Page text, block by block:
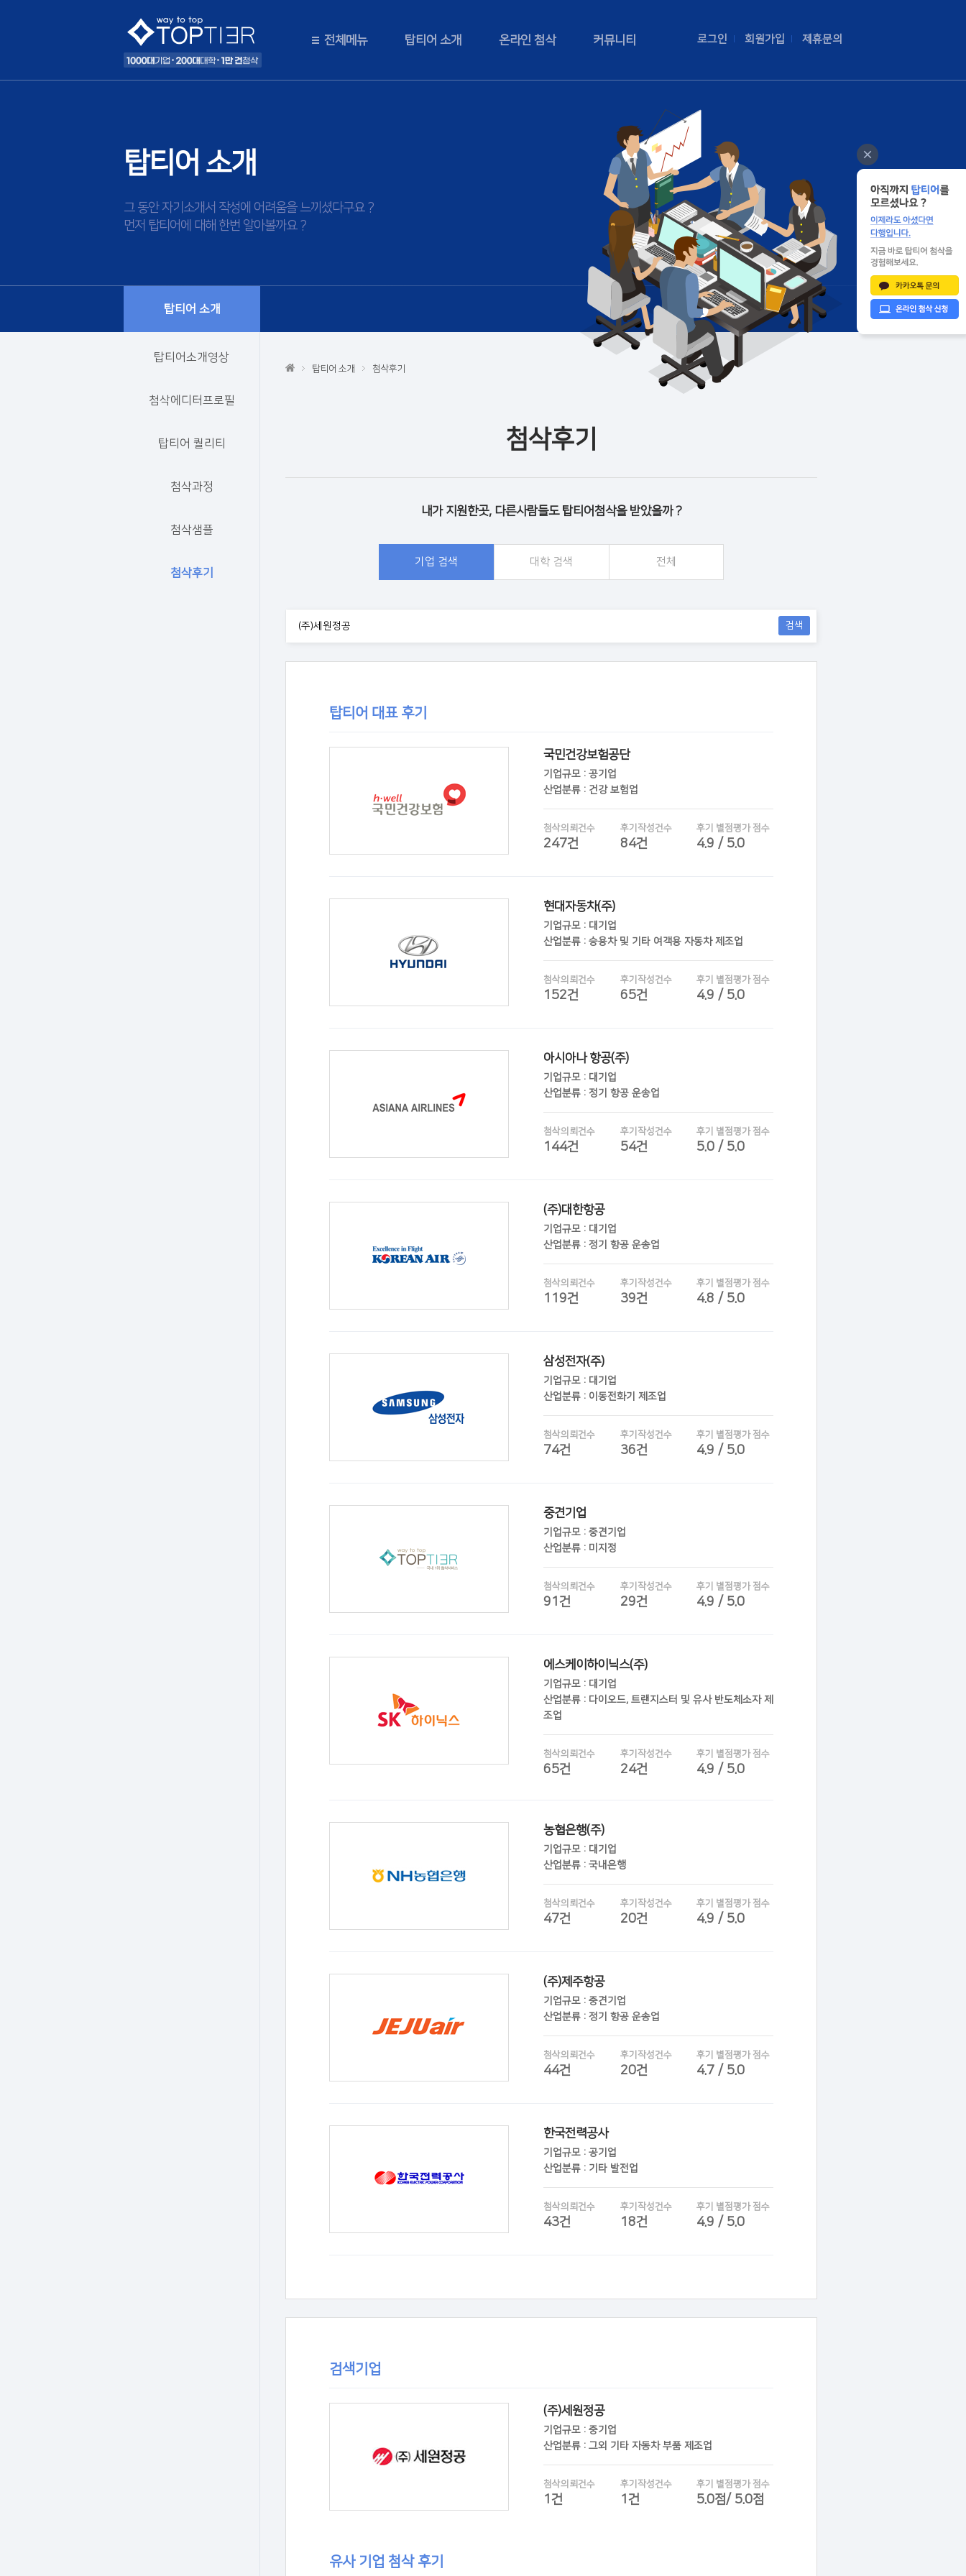
전체메뉴 탑티어 소개 온라인 첨삭 커뮤니티 로그인 회원가입 제휴문의
탑티어 소개
그 동안 자기소개서 작성에 어려움을 느끼셨다구요 ?
먼저 탑티어에 대해 한번 알아볼까요 ?
탑티어 소개
탑티어소개영상
첨삭에디터프로필
탑티어 퀄리티
첨삭과정
첨삭샘플
첨삭후기
탑티어 소개 첨삭후기
첨삭후기
내가 지원한곳, 다른사람들도 탑티어첨삭을 받았을까 ?
기업 검색 대학 검색 전체
검색
탑티어 대표 후기
국민건강보험공단
기업규모 : 공기업
산업분류 : 건강 보험업
첨삭의뢰건수
247건
후기작성건수
84건
후기 별점평가 점수
4.9 / 5.0
현대자동차(주)
기업규모 : 대기업
산업분류 : 승용차 및 기타 여객용 자동차 제조업
첨삭의뢰건수
152건
후기작성건수
65건
후기 별점평가 점수
4.9 / 5.0
아시아나 항공(주)
기업규모 : 대기업
산업분류 : 정기 항공 운송업
첨삭의뢰건수
144건
후기작성건수
54건
후기 별점평가 점수
5.0 / 5.0
(주)대한항공
기업규모 : 대기업
산업분류 : 정기 항공 운송업
첨삭의뢰건수
119건
후기작성건수
39건
후기 별점평가 점수
4.8 / 5.0
삼성전자(주)
기업규모 : 대기업
산업분류 : 이동전화기 제조업
첨삭의뢰건수
74건
후기작성건수
36건
후기 별점평가 점수
4.9 / 5.0
중견기업
기업규모 : 중견기업
산업분류 : 미지정
첨삭의뢰건수
91건
후기작성건수
29건
후기 별점평가 점수
4.9 / 5.0
에스케이하이닉스(주)
기업규모 : 대기업
산업분류 : 다이오드, 트랜지스터 및 유사 반도체소자 제
조업
첨삭의뢰건수
65건
후기작성건수
24건
후기 별점평가 점수
4.9 / 5.0
농협은행(주)
기업규모 : 대기업
산업분류 : 국내은행
첨삭의뢰건수
47건
후기작성건수
20건
후기 별점평가 점수
4.9 / 5.0
(주)제주항공
기업규모 : 중견기업
산업분류 : 정기 항공 운송업
첨삭의뢰건수
44건
후기작성건수
20건
후기 별점평가 점수
4.7 / 5.0
한국전력공사
기업규모 : 공기업
산업분류 : 기타 발전업
첨삭의뢰건수
43건
후기작성건수
18건
후기 별점평가 점수
4.9 / 5.0
검색기업
(주)세원정공
기업규모 : 중기업
산업분류 : 그외 기타 자동차 부품 제조업
첨삭의뢰건수
1건
후기작성건수
1건
후기 별점평가 점수
5.0점/ 5.0점
유사 기업 첨삭 후기